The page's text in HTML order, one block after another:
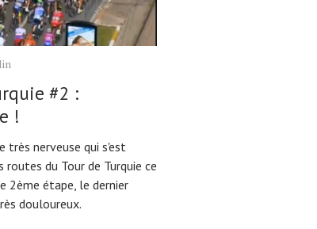
#2 :
!
très nerveuse qui s'est
routes du Tour de Turquie ce
2ème étape, le dernier
douloureux.